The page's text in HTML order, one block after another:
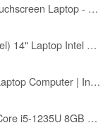
Dell Latitude 5431-14" FHD Touchscreen Laptop - Intel Core i5-1250P 1.7GHz - 16GB Ram - 256GB SSD - Windows 11 Pro, Silver (Renewed)
Dell Latitude 5430 (Latest Model) 14" Laptop Intel Core i5-1245U (10-Core) 256GB SSD 16GB RAM FHD (1920x1080) Non Touch Windows 11 Pro (Renewed)
Dell Latitude 5431 14.0" FHD Laptop Computer | Intel Core i5-1250P 12 Cores - 512GB SSD - 8GB RAM - Thunderbolt4, 1920x1080 FHD Notebook Windows 11 Pro (Renewed)
HP 15.6" FHD Notebook Intel Core i5-1235U 8GB RAM 512GB SSD Natural Silver